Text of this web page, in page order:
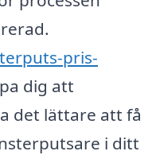
pris-
dig att
det lättare att få
i ditt